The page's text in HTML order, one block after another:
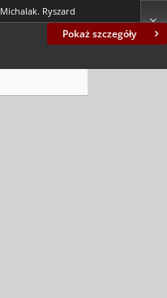
Pokaż szczegóły
Michalak. Ryszard